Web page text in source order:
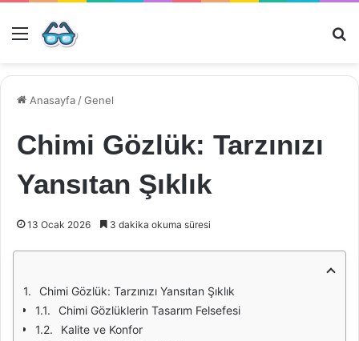
Menü
Anasayfa /Genel
Chimi Gözlük: Tarzınızı
Yansıtan Şıklık
13 Ocak 2026 3 dakika okuma süresi
Chimi Gözlük: Tarzınızı Yansıtan Şıklık
Chimi Gözlüklerin Tasarım Felsefesi
Kalite ve Konfor